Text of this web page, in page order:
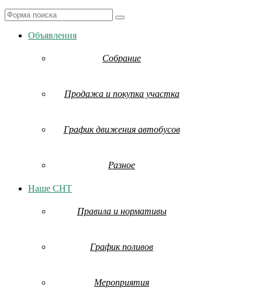
Search
Объявления
Собрание
Продажа и покупка участка
График движения автобусов
Разное
Наше СНТ
Правила и нормативы
График поливов
Мероприятия